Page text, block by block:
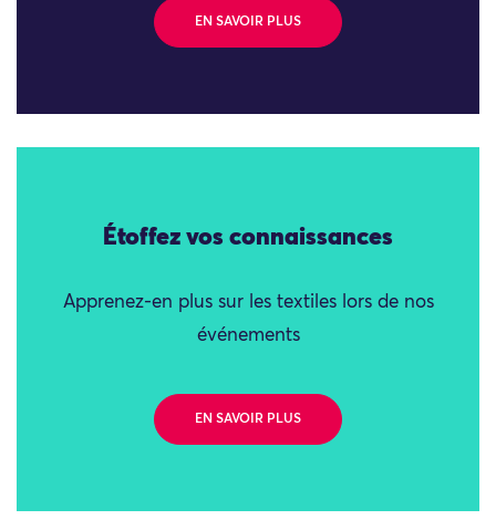
EN SAVOIR PLUS
Étoffez vos connaissances
Apprenez-en plus sur les textiles lors de nos
événements
EN SAVOIR PLUS